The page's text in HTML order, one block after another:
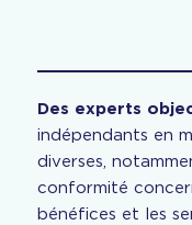
Des experts
indépendants en
diverses,
conformité
bénéfices et les